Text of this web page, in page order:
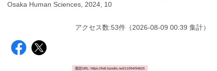
Osaka Human Sciences, 2024, 10
アクセス数:53件 （2026-08-09 00:39 集計）
固定URL: https://hdl.handle.net/11094/94825